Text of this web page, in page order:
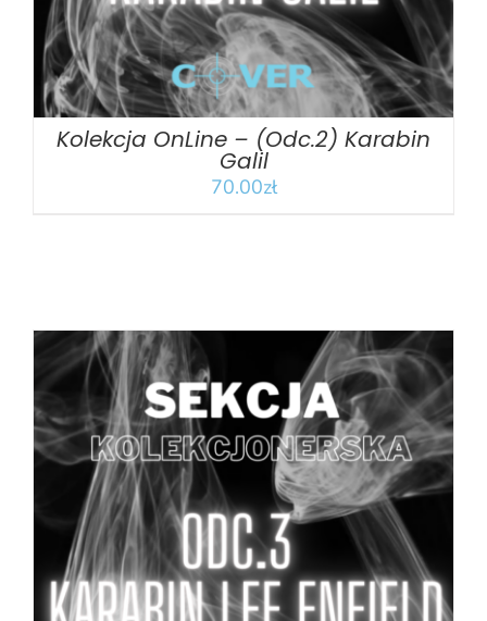
Kolekcja OnLine – (Odc.2) Karabin
Galil
70.00zł
DODAJ DO KOSZYKA / SZCZEGÓŁY